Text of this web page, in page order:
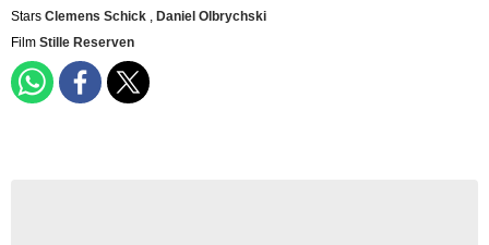
Stars Clemens Schick , Daniel Olbrychski
Film Stille Reserven